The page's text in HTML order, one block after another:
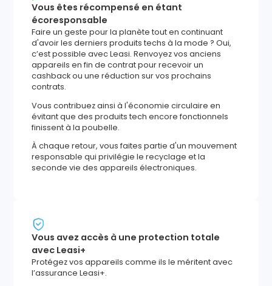
Vous êtes récompensé en étant
écoresponsable
Faire un geste pour la planète tout en continuant
d'avoir les derniers produits techs à la mode ? Oui,
c’est possible avec Leasi. Renvoyez vos anciens
appareils en fin de contrat pour recevoir un
cashback ou une réduction sur vos prochains
contrats.
Vous contribuez ainsi à l'économie circulaire en
évitant que des produits tech encore fonctionnels
finissent à la poubelle.
À chaque retour, vous faites partie d'un mouvement
responsable qui privilégie le recyclage et la
seconde vie des appareils électroniques.
Vous avez accès à une protection totale
avec Leasi+
Protégez vos appareils comme ils le méritent avec
l’assurance Leasi+.